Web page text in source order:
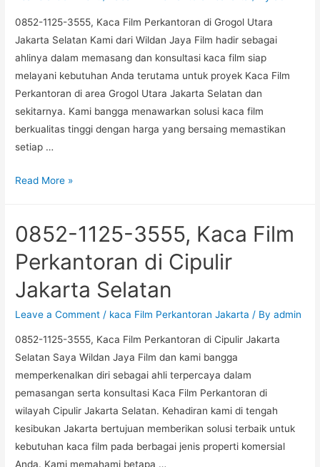
Selatan
Jakarta
Selatan
0852-1125-3555, Kaca Film Perkantoran di Grogol Utara
Jakarta Selatan Kami dari Wildan Jaya Film hadir sebagai
ahlinya dalam memasang dan konsultasi kaca film siap
melayani kebutuhan Anda terutama untuk proyek Kaca Film
Perkantoran di area Grogol Utara Jakarta Selatan dan
sekitarnya. Kami bangga menawarkan solusi kaca film
berkualitas tinggi dengan harga yang bersaing memastikan
setiap …
0852-
Kaca
Perkantoran
Utara
Jakarta
Selatan
Read More »
0852-1125-3555, Kaca Film
Perkantoran di Cipulir
Jakarta Selatan
Leave a Comment / kaca Film Perkantoran Jakarta / Byadmin
0852-1125-3555, Kaca Film Perkantoran di Cipulir Jakarta
Selatan Saya Wildan Jaya Film dan kami bangga
memperkenalkan diri sebagai ahli terpercaya dalam
pemasangan serta konsultasi Kaca Film Perkantoran di
wilayah Cipulir Jakarta Selatan. Kehadiran kami di tengah
kesibukan Jakarta bertujuan memberikan solusi terbaik untuk
kebutuhan kaca film pada berbagai jenis properti komersial
Anda. Kami memahami betapa …